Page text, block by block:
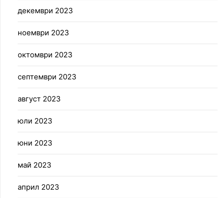
декември 2023
ноември 2023
октомври 2023
септември 2023
август 2023
юли 2023
юни 2023
май 2023
април 2023